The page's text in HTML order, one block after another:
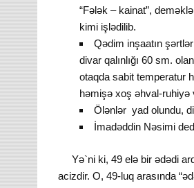
“Fələk – kainat”,
kimi işlədilib.
Qədim inşaatın
divar qalınlığı 60 sm.
otaqda sabit temperatur
həmişə xoş əhval-ruhiyə
Ölənlər yad olundu,
İmadəddin Nəsimi
Yə`ni ki, 49 elə bir ədədi
acizdir. O, 49-luq arasında